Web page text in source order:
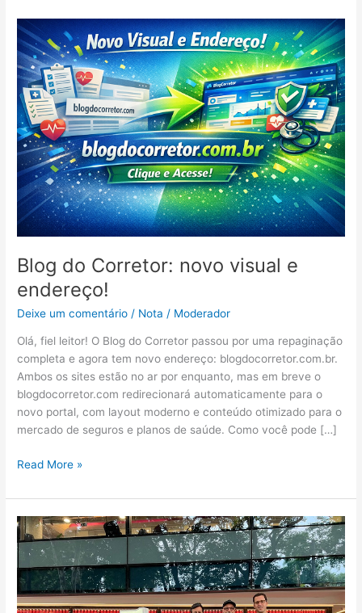
Blog do Corretor: novo visual e
endereço!
Deixe um comentário / Nota / Moderador
Olá, fiel leitor! O Blog do Corretor passou por uma repaginação
completa e agora tem novo endereço: blogdocorretor.com.br.
Ambos os sites estão no ar por enquanto, mas em breve o
blogdocorretor.com redirecionará automaticamente para o
novo portal, com layout moderno e conteúdo otimizado para o
mercado de seguros e planos de saúde. Como você pode […]
Blog
do
Corretor:
novo
visual
e
endereço!
Read More »
Alice
Saúde
comemora
sete
anos